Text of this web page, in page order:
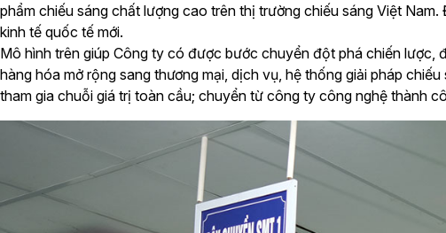
phẩm chiếu sáng chất lượng cao trên thị trường chiếu sáng Việt
kinh tế quốc tế mới.
Mô hình trên giúp Công ty có được bước chuyển đột phá chiến
hàng hóa mở rộng sang thương mại, dịch vụ, hệ thống giải pháp
tham gia chuỗi giá trị toàn cầu; chuyển từ công ty công nghệ thành